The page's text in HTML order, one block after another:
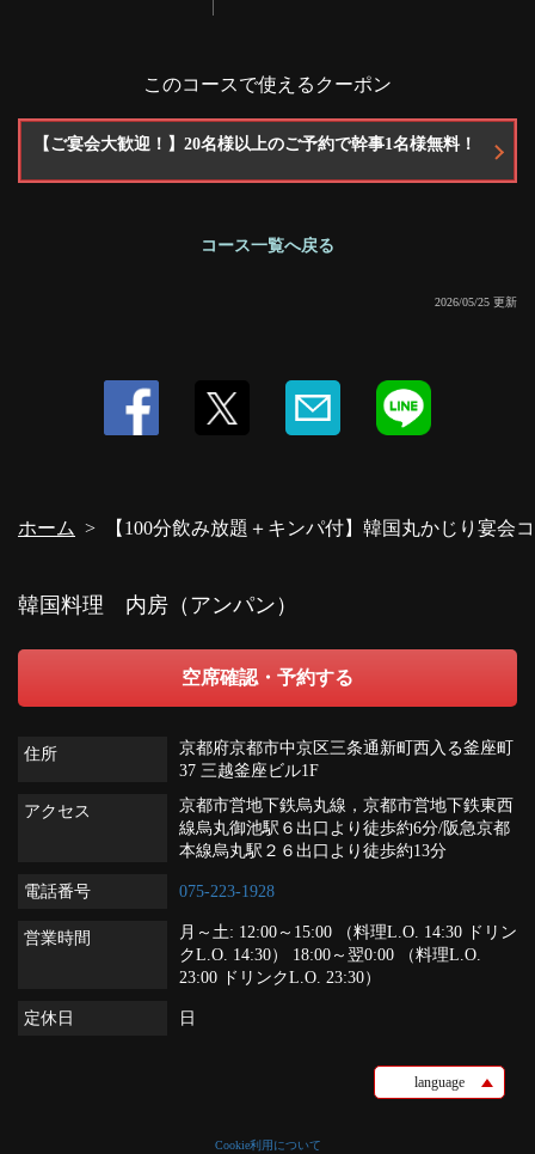
このコースで使えるクーポン
【ご宴会大歓迎！】20名様以上のご予約で幹事1名様無料！
コース一覧へ戻る
2026/05/25 更新
ホーム 【100分飲み放題＋キンパ付】韓国丸かじり宴会
韓国料理 内房（アンパン）
空席確認・予約する
住所
京都府京都市中京区三条通新町西入る釜座町
37 三越釜座ビル1F
アクセス
京都市営地下鉄烏丸線，京都市営地下鉄東西
線烏丸御池駅６出口より徒歩約6分/阪急京都
本線烏丸駅２６出口より徒歩約13分
電話番号 075-223-1928
営業時間
月～土: 12:00～15:00 （料理L.O. 14:30 ドリン
クL.O. 14:30） 18:00～翌0:00 （料理L.O.
23:00 ドリンクL.O. 23:30）
定休日 日
language
Cookie利用について